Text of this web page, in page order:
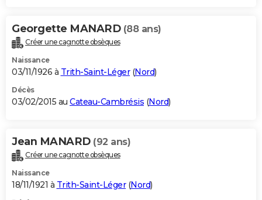
Georgette MANARD (88 ans)
Créer une cagnotte obsèques
Naissance
03/11/1926 à Trith-Saint-Léger(Nord)
Décès
03/02/2015 au Cateau-Cambrésis (Nord)
Jean MANARD (92 ans)
Créer une cagnotte obsèques
Naissance
18/11/1921 à Trith-Saint-Léger(Nord)